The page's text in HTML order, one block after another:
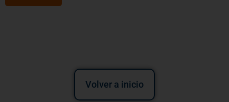
Volver a inicio